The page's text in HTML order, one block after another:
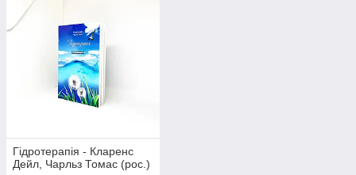
Гідротерапія - Кларенс
Дейл, Чарльз Томас (рос.)